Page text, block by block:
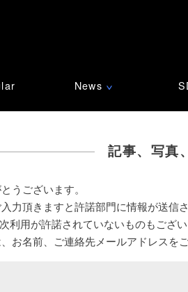
News ∨
記事、写真
うございます。
力頂きますと許諾部門に情報が送信
利用が許諾されていないものもござ
お名前、ご連絡先メールアドレスを